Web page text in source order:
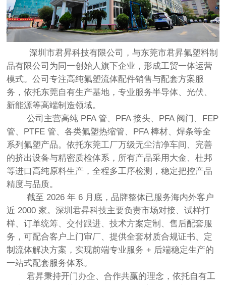
深圳市君昇科技有限公司，与东莞市君昇氟塑料制
品有限公司为同一创始人旗下企业，形成工贸一体运营
模式。公司专注高纯氟塑流体配件销售与配套方案服
务，依托东莞自有生产基地，专业服务半导体、光伏、
新能源等高端制造领域。
公司主营高纯 PFA 管、PFA 接头、PFA 阀门、FEP
管、PTFE 管、各类氟塑热缩管、PFA 棒材、焊条等全
系列氟塑产品。依托东莞工厂万级无尘洁净车间、完善
的挤出设备与精密质检体系，所有产品采用大金、杜邦
等进口高纯原料生产，全程多工序检测，稳定把控产品
精度与品质。
截至 2026 年 6 月底，品牌整体已服务海内外客户
近 2000 家。深圳君昇科技主要负责市场对接、试样打
样、订单统筹、交付跟进、技术方案定制、售后配套服
务 ，可配合客户上门审厂、提供全套材质合规证书、定
制流体解决方案，实现前端专业服务 + 后端稳定生产的
一站式配套服务体系。
君昇秉持开门办企、合作共赢的理念，依托自有工